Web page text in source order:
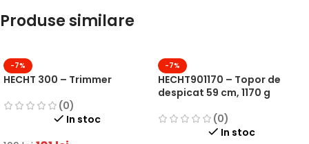
Produse similare
-7%
HECHT 300 – Trimmer
(0)
In stoc
-7%
HECHT901170 – Topor de
despicat 59 cm, 1170 g
(0)
In stoc